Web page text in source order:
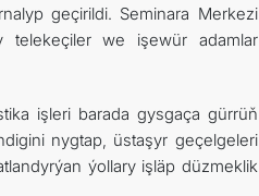
geçirildi. Seminara Merkezi
telekeçiler we işewür adamlar
işleri barada gysgaça gürrüň
nygtap, üstaşyr geçelgeleri
ýollary işläp düzmeklik